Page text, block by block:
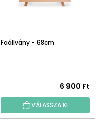
Faállvány - 68cm
6 900 Ft
VÁLASSZA KI